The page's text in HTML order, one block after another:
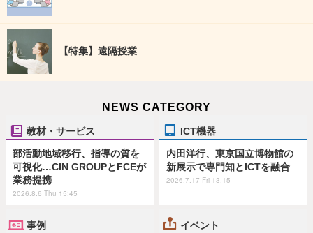
【特集】遠隔授業
NEWS CATEGORY
教材・サービス
部活動地域移行、指導の質を
可視化…CIN GROUPとFCEが
業務提携
2026.8.6 Thu 15:45
ICT機器
内田洋行、東京国立博物館の
新展示で専門知とICTを融合
2026.7.17 Fri 13:15
事例 イベント